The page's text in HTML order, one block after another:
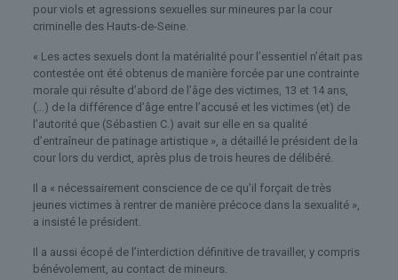
pour viols et agressions sexuelles sur mineures par la cour
criminelle des Hauts-de-Seine.
« Les actes sexuels dont la matérialité pour l’essentiel n’était pas
contestée ont été obtenus de manière forcée par une contrainte
morale qui résulte d’abord de l’âge des victimes, 13 et 14 ans,
(…) de la différence d’âge entre l’accusé et les victimes (et) de
l’autorité que (Sébastien C.) avait sur elle en sa qualité
d’entraîneur de patinage artistique », a détaillé le président de la
cour lors du verdict, après plus de trois heures de délibéré.
Il a « nécessairement conscience de ce qu’il forçait de très
jeunes victimes à rentrer de manière précoce dans la sexualité »,
a insisté le président.
Il a aussi écopé de l’interdiction définitive de travailler, y compris
bénévolement, au contact de mineurs.